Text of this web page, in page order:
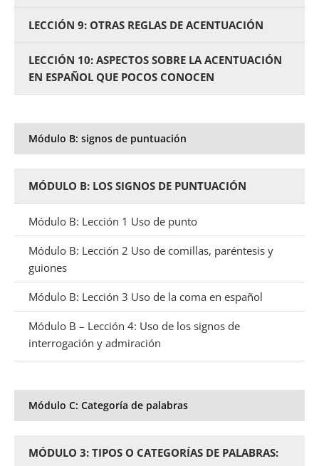
LECCIÓN 9: OTRAS REGLAS DE ACENTUACIÓN
LECCIÓN 10: ASPECTOS SOBRE LA ACENTUACIÓN
EN ESPAÑOL QUE POCOS CONOCEN
Módulo B: signos de puntuación
MÓDULO B: LOS SIGNOS DE PUNTUACIÓN
Módulo B: Lección 1 Uso de punto
Módulo B: Lección 2 Uso de comillas, paréntesis y
guiones
Módulo B: Lección 3 Uso de la coma en español
Módulo B – Lección 4: Uso de los signos de
interrogación y admiración
Módulo C: Categoría de palabras
MÓDULO 3: TIPOS O CATEGORÍAS DE PALABRAS: